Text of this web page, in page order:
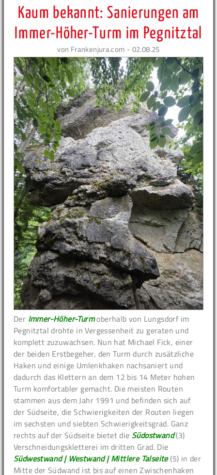
Kaum bekannt: Sanierungen am
Immer-Höher-Turm im Pegnitztal
von Frankenjura.com - 02.08.25
Der Immer-Höher-Turmoberhalb von Lungsdorf im
Pegnitztal drohte in Vergessenheit zu geraten und
komplett zuzuwachsen. Nun hat Michael Fick, einer
der beiden Erstbegeher, den Turm durch zusätzliche
Haken und einige Umlenkhaken nachsaniert und
dadurch das Klettern an dem 12 bis 14 Meter hohen
Turm komfortabler gemacht. Die meisten Routen
stammen aus dem Jahr 1991 und befinden sich auf
der Südseite, die Schwierigkeiten der Routen liegen
im sechsten und siebten Schwierigkeitsgrad. Ganz
rechts auf der Südseite bietet die Südostwand(3)
Verschneidungskletterei im dritten Grad. Die
Südwestwand | Westwand | Mittlere Talseite(5) in der
Mitte der Südwand ist bis auf einen Zwischenhaken